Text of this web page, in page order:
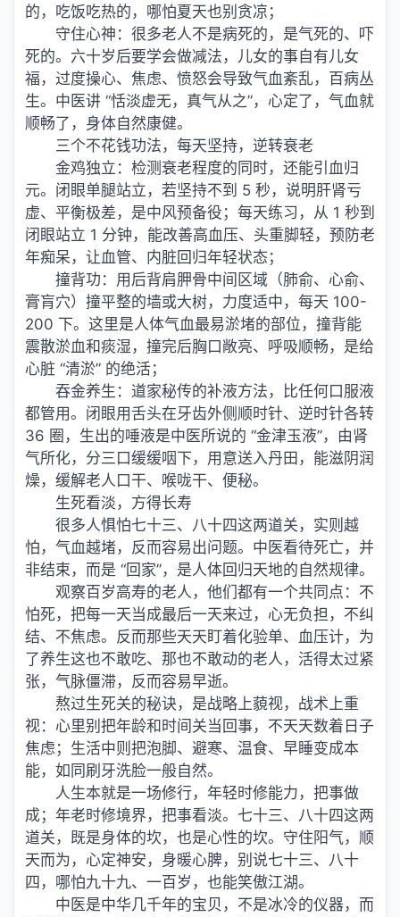
的，吃饭吃热的，哪怕夏天也别贪凉；
守住心神：很多老人不是病死的，是气死的、吓
死的。六十岁后要学会做减法，儿女的事自有儿女
福，过度操心、焦虑、愤怒会导致气血紊乱，百病丛
生。中医讲 “恬淡虚无，真气从之”，心定了，气血就
顺畅了，身体自然康健。
三个不花钱功法，每天坚持，逆转衰老
金鸡独立：检测衰老程度的同时，还能引血归
元。闭眼单腿站立，若坚持不到 5 秒，说明肝肾亏
虚、平衡极差，是中风预备役；每天练习，从 1 秒到
闭眼站立 1 分钟，能改善高血压、头重脚轻，预防老
年痴呆，让血管、内脏回归年轻状态；
撞背功：用后背肩胛骨中间区域（肺俞、心俞、
膏肓穴）撞平整的墙或大树，力度适中，每天 100-
200 下。这里是人体气血最易淤堵的部位，撞背能
震散淤血和痰湿，撞完后胸口敞亮、呼吸顺畅，是给
心脏 “清淤” 的绝活；
吞金养生：道家秘传的补液方法，比任何口服液
都管用。闭眼用舌头在牙齿外侧顺时针、逆时针各转
36 圈，生出的唾液是中医所说的 “金津玉液”，由肾
气所化，分三口缓缓咽下，用意送入丹田，能滋阴润
燥，缓解老人口干、喉咙干、便秘。
生死看淡，方得长寿
很多人惧怕七十三、八十四这两道关，实则越
怕，气血越堵，反而容易出问题。中医看待死亡，并
非结束，而是 “回家”，是人体回归天地的自然规律。
观察百岁高寿的老人，他们都有一个共同点：不
怕死，把每一天当成最后一天来过，心无负担，不纠
结、不焦虑。反而那些天天盯着化验单、血压计，为
了养生这也不敢吃、那也不敢动的老人，活得太过紧
张，气脉僵滞，反而容易早逝。
熬过生死关的秘诀，是战略上藐视，战术上重
视：心里别把年龄和时间关当回事，不天天数着日子
焦虑；生活中则把泡脚、避寒、温食、早睡变成本
能，如同刷牙洗脸一般自然。
人生本就是一场修行，年轻时修能力，把事做
成；年老时修境界，把事看淡。七十三、八十四这两
道关，既是身体的坎，也是心性的坎。守住阳气，顺
天而为，心定神安，身暖心脾，别说七十三、八十
四，哪怕九十九、一百岁，也能笑傲江湖。
中医是中华几千年的宝贝，不是冰冷的仪器，而